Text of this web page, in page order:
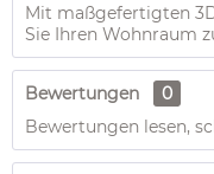
Mit maßgefertigten
Sie Ihren Wohnraum
Bewertungen
0
Bewertungen lesen,